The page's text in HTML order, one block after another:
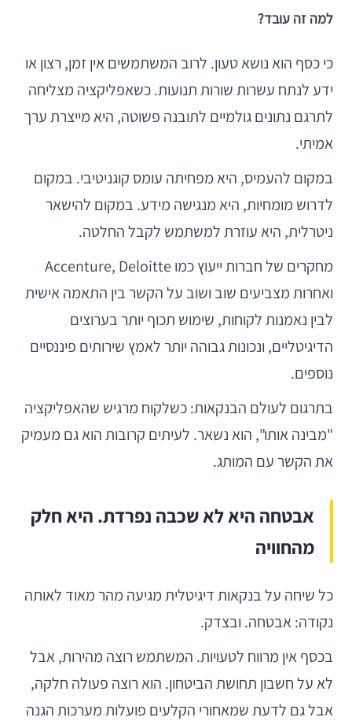
למה זה עובד?
כי כסף הוא נושא טעון. לרוב המשתמשים אין זמן, רצון או
ידע לנתח עשרות שורות תנועות. כשאפליקציה מצליחה
לתרגם נתונים גולמיים לתובנה פשוטה, היא מייצרת ערך
אמיתי.
במקום להעמיס, היא מפחיתה עומס קוגניטיבי. במקום
לדרוש מומחיות, היא מנגישה מידע. במקום להישאר
ניטרלית, היא עוזרת למשתמש לקבל החלטה.
מחקרים של חברות ייעוץ כמו Accenture, Deloitte
ואחרות מצביעים שוב ושוב על הקשר בין התאמה אישית
לבין נאמנות לקוחות, שימוש תכוף יותר בערוצים
הדיגיטליים, ונכונות גבוהה יותר לאמץ שירותים פיננסיים
נוספים.
בתרגום לעולם הבנקאות: כשלקוח מרגיש שהאפליקציה
"מבינה אותו", הוא נשאר. לעיתים קרובות הוא גם מעמיק
את הקשר עם המותג.
אבטחה היא לא שכבה נפרדת. היא חלק
מהחוויה
כל שיחה על בנקאות דיגיטלית מגיעה מהר מאוד לאותה
נקודה: אבטחה. ובצדק.
בכסף אין מרווח לטעויות. המשתמש רוצה מהירות, אבל
לא על חשבון תחושת הביטחון. הוא רוצה פעולה חלקה,
אבל גם לדעת שמאחורי הקלעים פועלות מערכות הגנה